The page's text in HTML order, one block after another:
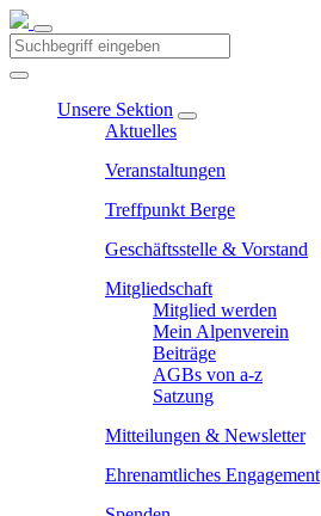
Unsere Sektion
Aktuelles
Veranstaltungen
Treffpunkt Berge
Geschäftsstelle & Vorstand
Mitgliedschaft
Mitglied werden
Mein Alpenverein
Beiträge
AGBs von a-z
Satzung
Mitteilungen & Newsletter
Ehrenamtliches Engagement